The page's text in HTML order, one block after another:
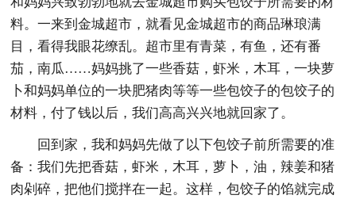
料。一来到金城超市，就看见金城超市的商品琳琅满
目，看得我眼花缭乱。超市里有青菜，有鱼，还有番
茄，南瓜……妈妈挑了一些香菇，虾米，木耳，一块萝
卜和妈妈单位的一块肥猪肉等等一些包饺子的包饺子的
材料，付了钱以后，我们高高兴兴地就回家了。
回到家，我和妈妈先做了以下包饺子前所需要的准
备：我们先把香菇，虾米，木耳，萝卜，油，辣姜和猪
肉剁碎，把他们搅拌在一起。这样，包饺子的馅就完成